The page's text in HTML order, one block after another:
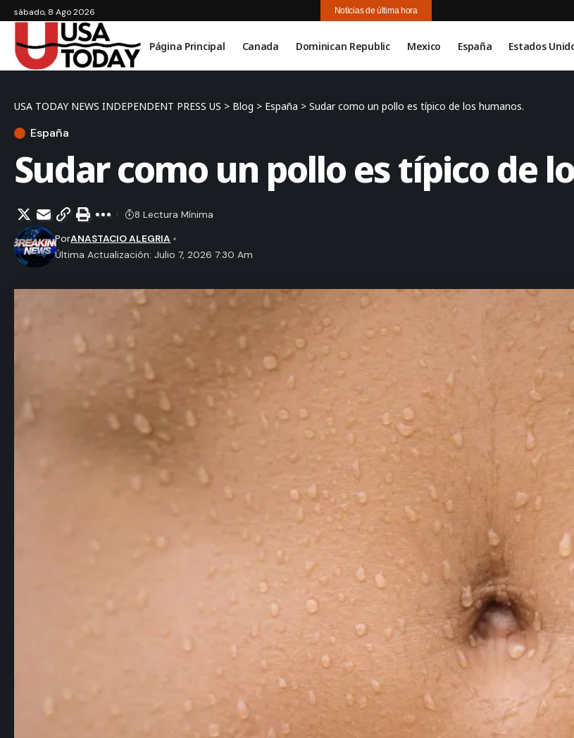
sábado, 8 Ago 2026 Noticias de última hora
Página Principal Canada Dominican Republic Mexico España Estados
USA TODAY NEWS INDEPENDENT PRESS US > Blog > España > Sudar como un pollo es típico de los humanos.
España
Sudar como un pollo es típico de
Última Actualización: Julio 7, 2026 7:30 Am
PorANASTACIO ALEGRIA
8 Lectura Mínima